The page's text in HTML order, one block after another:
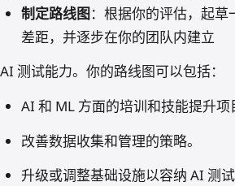
制定路线图：根据你的评估，起
差距，并逐步在你的团队内建立
AI 测试能力。你的路线图可以包括：
AI 和 ML 方面的培训和技能提升项
改善数据收集和管理的策略。
升级或调整基础设施以容纳 AI 测试